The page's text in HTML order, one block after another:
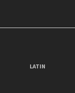
LATIN